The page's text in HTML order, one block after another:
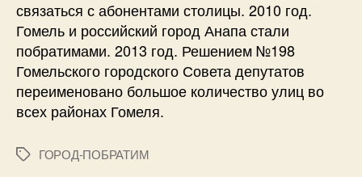
связаться с абонентами столицы. 2010 год.
Гомель и российский город Анапа стали
побратимами. 2013 год. Решением №198
Гомельского городского Совета депутатов
переименовано большое количество улиц во
всех районах Гомеля.
МеткиГОРОД-ПОБРАТИМ